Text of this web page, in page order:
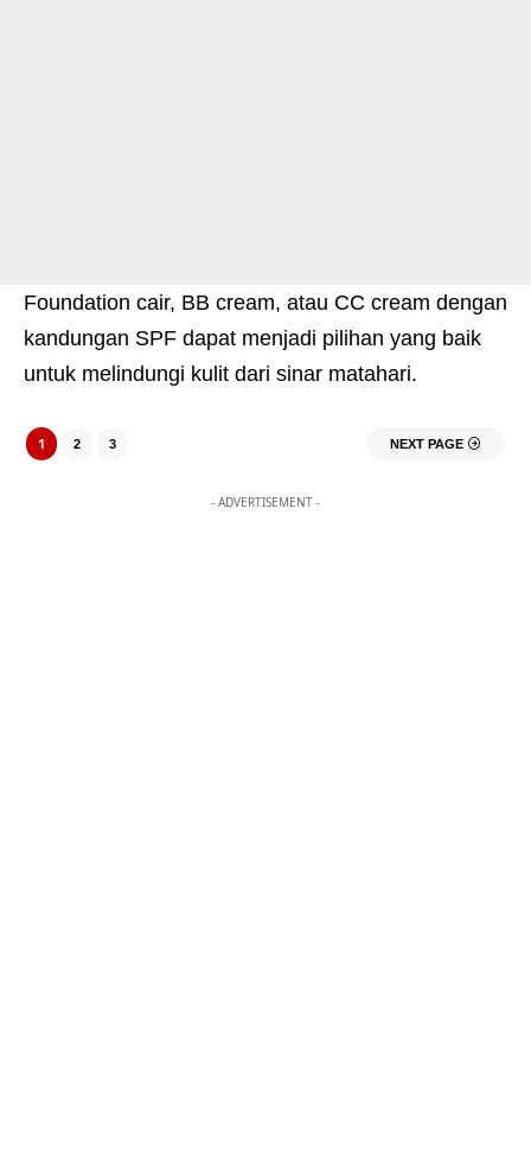
Foundation cair, BB cream, atau CC cream dengan
kandungan SPF dapat menjadi pilihan yang baik
untuk melindungi kulit dari sinar matahari.
1 2 3 NEXT PAGE
- ADVERTISEMENT -